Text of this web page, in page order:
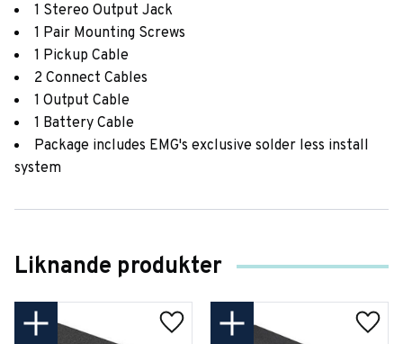
1 Stereo Output Jack
1 Pair Mounting Screws
1 Pickup Cable
2 Connect Cables
1 Output Cable
1 Battery Cable
Package includes EMG's exclusive solder less install
system
Liknande produkter